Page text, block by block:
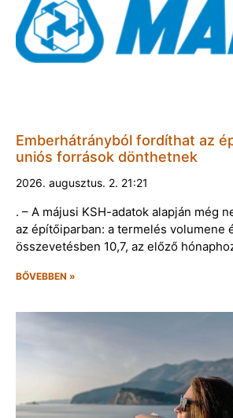
Emberhátrányból fordíthat az
uniós források dönthetnek
2026. augusztus. 2. 21:21
. – A májusi KSH-adatok alapján még
az építőiparban: a termelés volumene
összevetésben 10,7, az előző
BŐVEBBEN »